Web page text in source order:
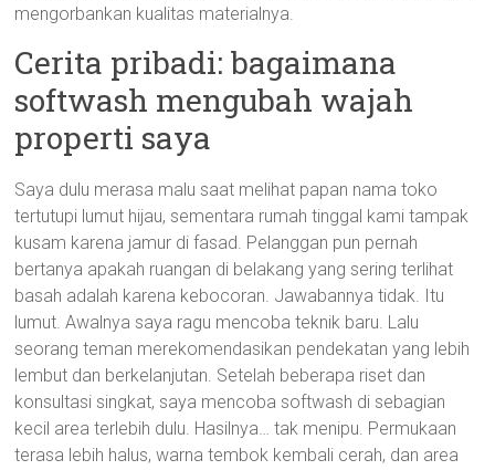
mengorbankan kualitas materialnya.
Cerita pribadi: bagaimana
softwash mengubah wajah
properti saya
Saya dulu merasa malu saat melihat papan nama toko
tertutupi lumut hijau, sementara rumah tinggal kami tampak
kusam karena jamur di fasad. Pelanggan pun pernah
bertanya apakah ruangan di belakang yang sering terlihat
basah adalah karena kebocoran. Jawabannya tidak. Itu
lumut. Awalnya saya ragu mencoba teknik baru. Lalu
seorang teman merekomendasikan pendekatan yang lebih
lembut dan berkelanjutan. Setelah beberapa riset dan
konsultasi singkat, saya mencoba softwash di sebagian
kecil area terlebih dulu. Hasilnya… tak menipu. Permukaan
terasa lebih halus, warna tembok kembali cerah, dan area